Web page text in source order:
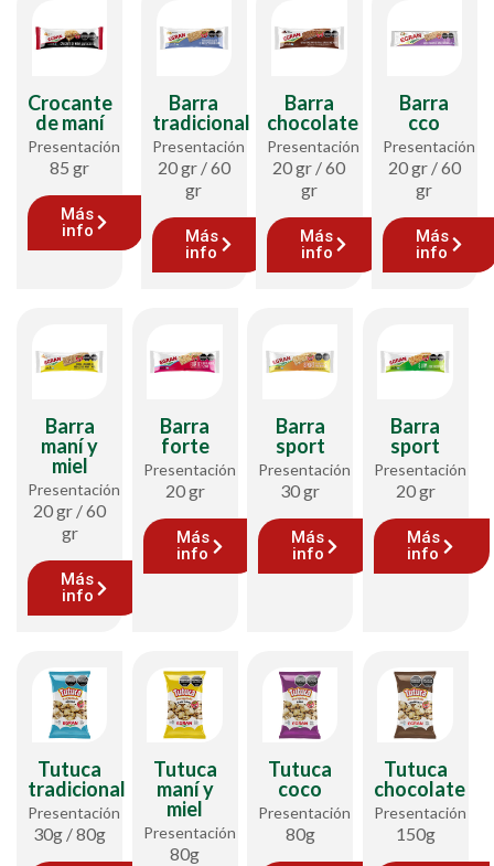
Crocante
de maní
Presentación
85 gr
Más
info
Barra
tradicional
Presentación
20 gr / 60
gr
Más
info
Barra
chocolate
Presentación
20 gr / 60
gr
Más
info
Barra
cco
Presentación
20 gr / 60
gr
Más
info
Barra
maní y
miel​
Presentación
20 gr / 60
gr
Más
info
Barra
forte
Presentación
20 gr
Más
info
Barra
sport
Presentación
30 gr
Más
info
Barra
sport
Presentación
20 gr
Más
info
Tutuca
tradicional
Presentación
30g / 80g
Tutuca
maní y
miel
Presentación
80g
Tutuca
coco
Presentación
80g
Tutuca
chocolate
Presentación
150g